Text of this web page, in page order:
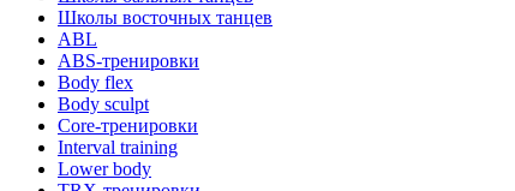
Школы восточных танцев
ABL
ABS-тренировки
Body flex
Body sculpt
Core-тренировки
Interval training
Lower body